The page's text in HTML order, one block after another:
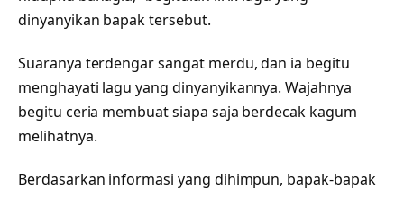
dinyanyikan bapak tersebut.
Suaranya terdengar sangat merdu, dan ia begitu
menghayati lagu yang dinyanyikannya. Wajahnya
begitu ceria membuat siapa saja berdecak kagum
melihatnya.
Berdasarkan informasi yang dihimpun, bapak-bapak